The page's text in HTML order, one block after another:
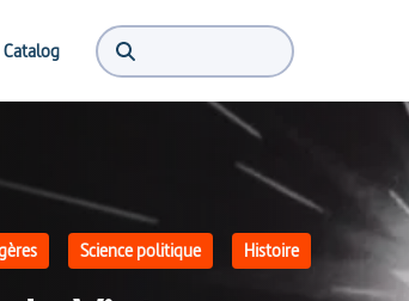
Catalog
Science politique Histoire